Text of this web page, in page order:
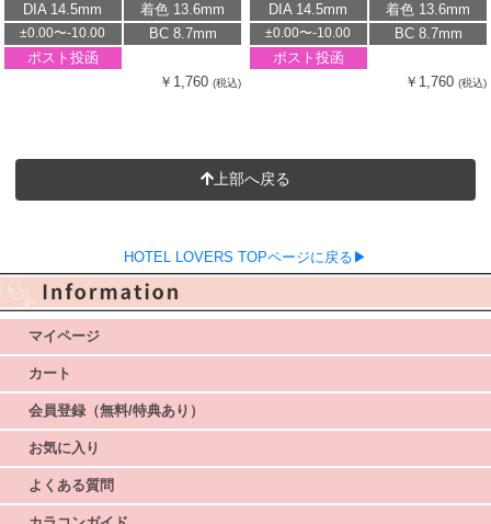
DIA 14.5mm
着色 13.6mm
±0.00〜-10.00
BC 8.7mm
ポスト投函
￥1,760(税込)
DIA 14.5mm
着色 13.6mm
±0.00〜-10.00
BC 8.7mm
ポスト投函
￥1,760(税込)
上部へ戻る
HOTEL LOVERS TOPページに戻る▶
マイページ
カート
会員登録（無料/特典あり）
お気に入り
よくある質問